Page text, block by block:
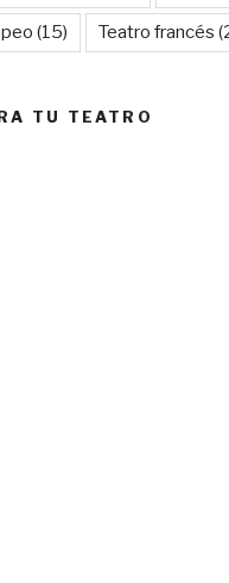
(15) Teatro francés
TU TEATRO